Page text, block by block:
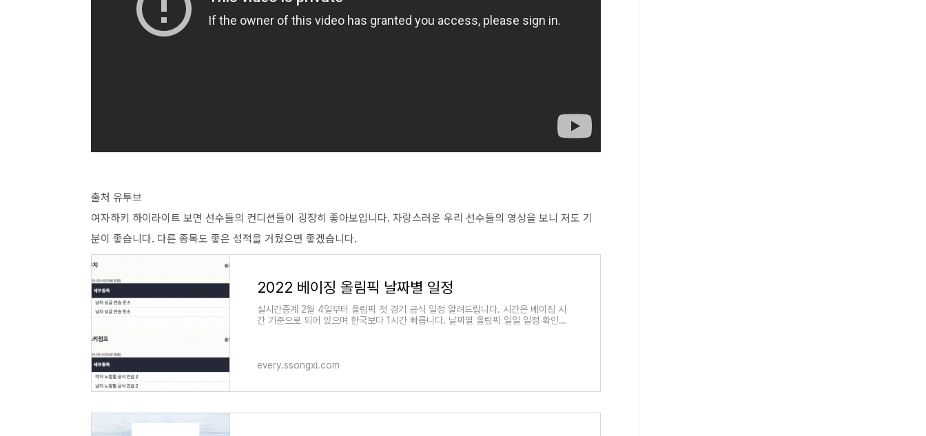
출처 유투브
여자하키 하이라이트 보면 선수들의 컨디션들이 굉장히 좋아보입니다. 자랑스러운 우리 선수들의 영상을 보니 저도 기
분이 좋습니다. 다른 종목도 좋은 성적을 거뒀으면 좋겠습니다.
2022 베이징 올림픽 날짜별 일정
실시간중계 2월 4일부터 올림픽 첫 경기 공식 일정 알려드립니다. 시간은 베이징 시
간 기준으로 되어 있으며 한국보다 1시간 빠릅니다. 날짜별 올림픽 일일 일정 확인하
every.ssongxi.com